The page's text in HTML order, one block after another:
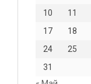
10
11
17
18
24
25
31